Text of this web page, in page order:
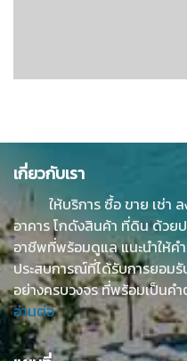
เกี่ยวกับเรา
ให้บริการ ซื้อ ขาย เช่า
อาคาร โกดังสินค้า ที่ดิน ด้วย
อาชีพที่พร้อมดูแล แนะนำให้ค
ประสบการณ์ที่ได้รับการยอม
อย่างครบวงจร ที่พร้อมเป็นค
อ่านต่อ